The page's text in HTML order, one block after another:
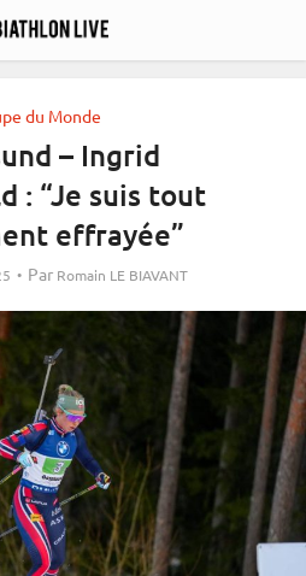
du Monde
– Ingrid
: “Je suis tout
effrayée”
Par Romain LE BIAVANT